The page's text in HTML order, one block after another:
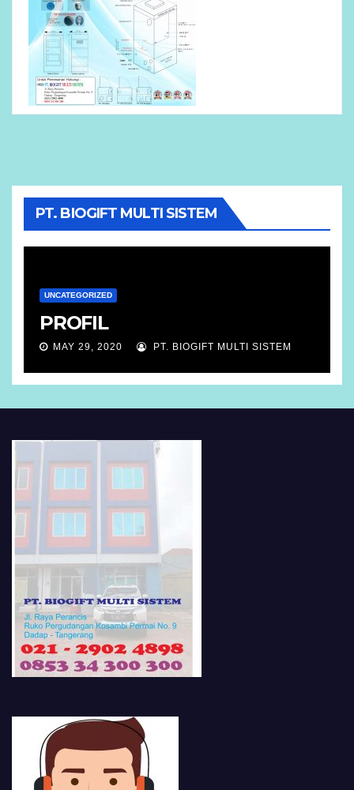
PT. BIOGIFT MULTI SISTEM
UNCATEGORIZED
PROFIL
MAY 29, 2020 PT. BIOGIFT MULTI SISTEM